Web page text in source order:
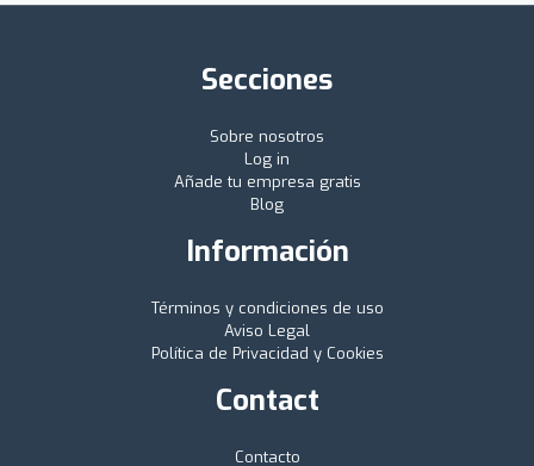
Secciones
Sobre nosotros
Log in
Añade tu empresa gratis
Blog
Información
Términos y condiciones de uso
Aviso Legal
Política de Privacidad y Cookies
Contact
Contacto